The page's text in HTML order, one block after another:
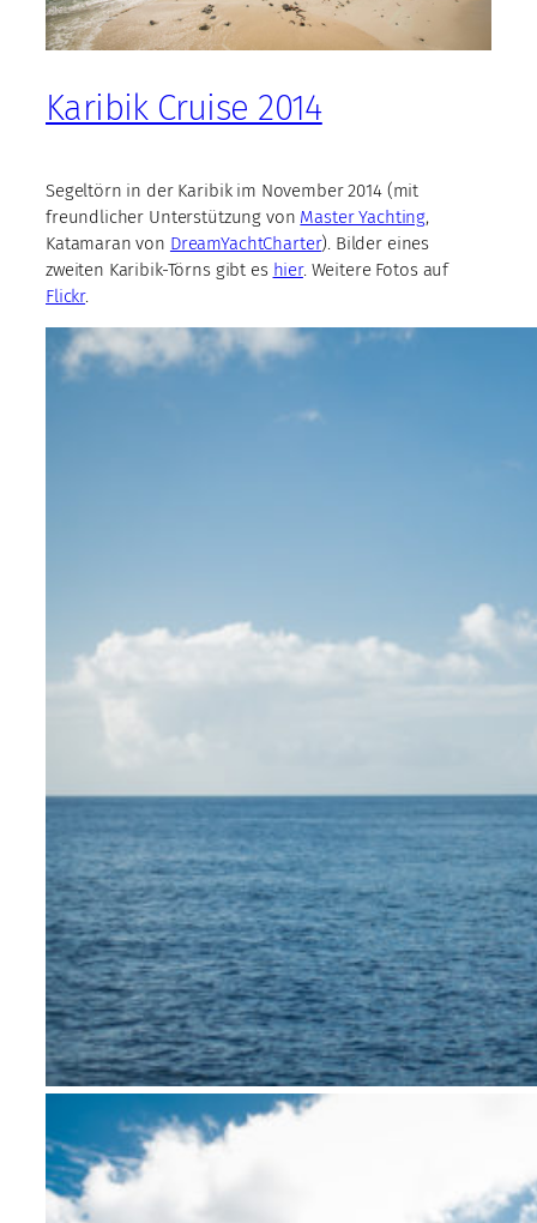
Karibik Cruise 2014
Segeltörn in der Karibik im November 2014 (mit
freundlicher Unterstützung von Master Yachting,
Katamaran von DreamYachtCharter). Bilder eines
zweiten Karibik-Törns gibt es hier. Weitere Fotos auf
Flickr.